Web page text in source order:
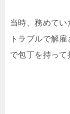
当時、務めて
トラブルで解
で包丁を持って